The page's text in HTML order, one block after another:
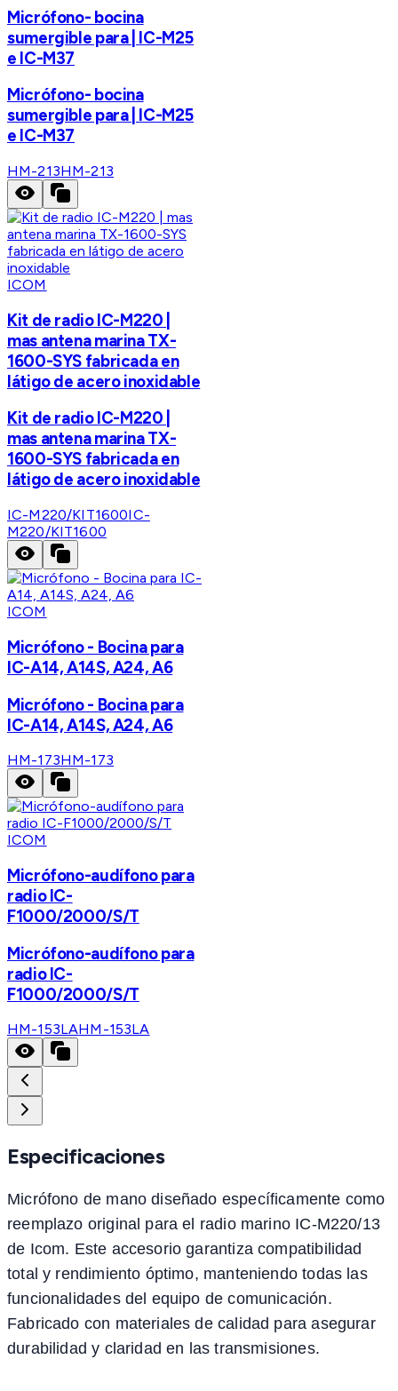
Micrófono- bocina
sumergible para | IC-M25
e IC-M37
Micrófono- bocina
sumergible para | IC-M25
e IC-M37
HM-213HM-213
ICOM
Kit de radio IC-M220 |
mas antena marina TX-
1600-SYS fabricada en
látigo de acero inoxidable
Kit de radio IC-M220 |
mas antena marina TX-
1600-SYS fabricada en
látigo de acero inoxidable
IC-M220/KIT1600IC-
M220/KIT1600
ICOM
Micrófono - Bocina para
IC-A14, A14S, A24, A6
Micrófono - Bocina para
IC-A14, A14S, A24, A6
HM-173HM-173
ICOM
Micrófono-audífono para
radio IC-
F1000/2000/S/T
Micrófono-audífono para
radio IC-
F1000/2000/S/T
HM-153LAHM-153LA
Especificaciones
Micrófono de mano diseñado específicamente como
reemplazo original para el radio marino IC-M220/13
de Icom. Este accesorio garantiza compatibilidad
total y rendimiento óptimo, manteniendo todas las
funcionalidades del equipo de comunicación.
Fabricado con materiales de calidad para asegurar
durabilidad y claridad en las transmisiones.